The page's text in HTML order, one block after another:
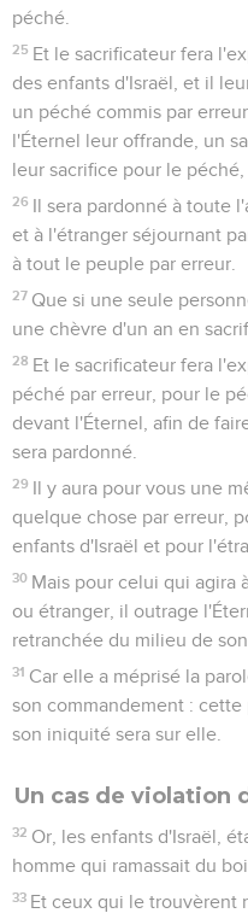
péché.
25 Et le sacrificateur fera
des enfants d'Israël, et il
un péché commis par
l'Éternel leur offrande, un
leur sacrifice pour le péché,
26 Il sera pardonné à toute
et à l'étranger séjournant
à tout le peuple par erreur.
27 Que si une seule
une chèvre d'un an en
28 Et le sacrificateur fera
péché par erreur, pour le
devant l'Éternel, afin de
sera pardonné.
29 Il y aura pour vous une
quelque chose par erreur,
enfants d'Israël et pour
30 Mais pour celui qui agira
ou étranger, il outrage
retranchée du milieu de
31 Car elle a méprisé la
son commandement :
son iniquité sera sur elle.
Un cas de violation
32 Or, les enfants d'Israël,
homme qui ramassait du
33 Et ceux qui le trouvèrent